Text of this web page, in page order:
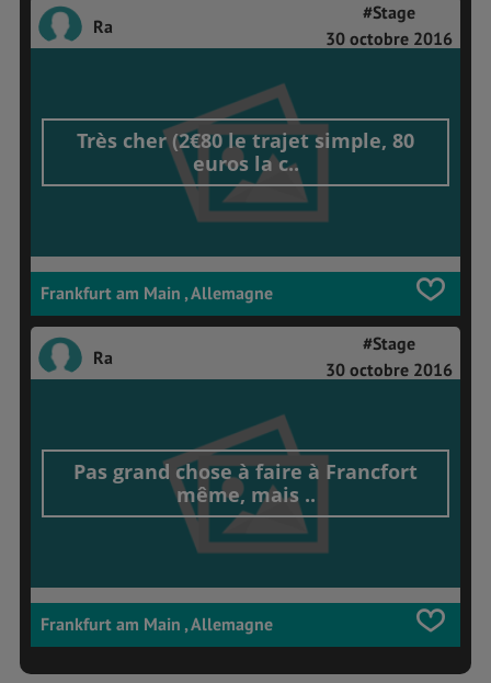
Ra
#Stage
30 octobre 2016
Très cher (2€80 le trajet simple, 80
euros la c..
Frankfurt am Main , Allemagne
Ra
#Stage
30 octobre 2016
Pas grand chose à faire à Francfort
même, mais ..
Frankfurt am Main , Allemagne